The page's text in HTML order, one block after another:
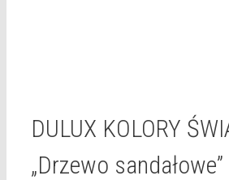
DULUX KOLORY
„Drzewo